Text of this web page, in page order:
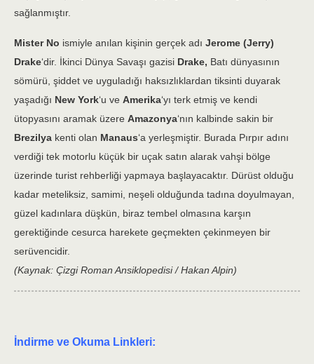
sağlanmıştır.
Mister No ismiyle anılan kişinin gerçek adı Jerome (Jerry)
Drake‘dir. İkinci Dünya Savaşı gazisi Drake, Batı dünyasının
sömürü, şiddet ve uyguladığı haksızlıklardan tiksinti duyarak
yaşadığı New York‘u ve Amerika‘yı terk etmiş ve kendi
ütopyasını aramak üzere Amazonya‘nın kalbinde sakin bir
Brezilya kenti olan Manaus‘a yerleşmiştir. Burada Pırpır adını
verdiği tek motorlu küçük bir uçak satın alarak vahşi bölge
üzerinde turist rehberliği yapmaya başlayacaktır. Dürüst olduğu
kadar meteliksiz, samimi, neşeli olduğunda tadına doyulmayan,
güzel kadınlara düşkün, biraz tembel olmasına karşın
gerektiğinde cesurca harekete geçmekten çekinmeyen bir
serüvencidir.
(Kaynak: Çizgi Roman Ansiklopedisi / Hakan Alpin)
İndirme ve Okuma Linkleri: